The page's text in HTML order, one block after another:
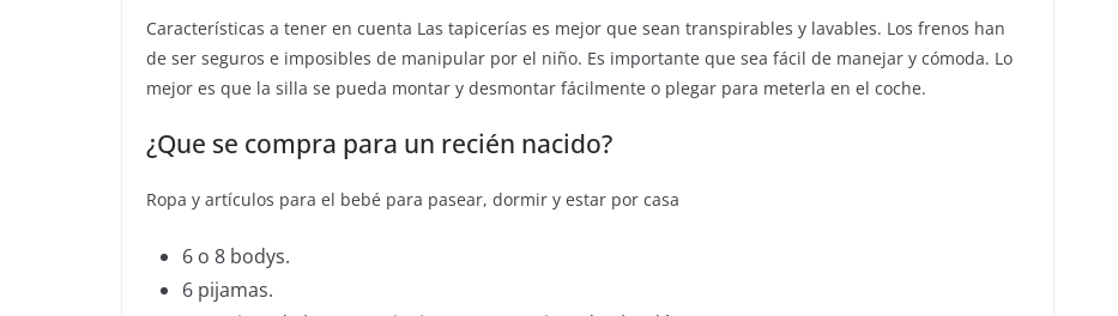
Características a tener en cuenta Las tapicerías es mejor que sean transpirables y lavables. Los frenos han
de ser seguros e imposibles de manipular por el niño. Es importante que sea fácil de manejar y cómoda. Lo
mejor es que la silla se pueda montar y desmontar fácilmente o plegar para meterla en el coche.
¿Que se compra para un recién nacido?
Ropa y artículos para el bebé para pasear, dormir y estar por casa
6 o 8 bodys.
6 pijamas.